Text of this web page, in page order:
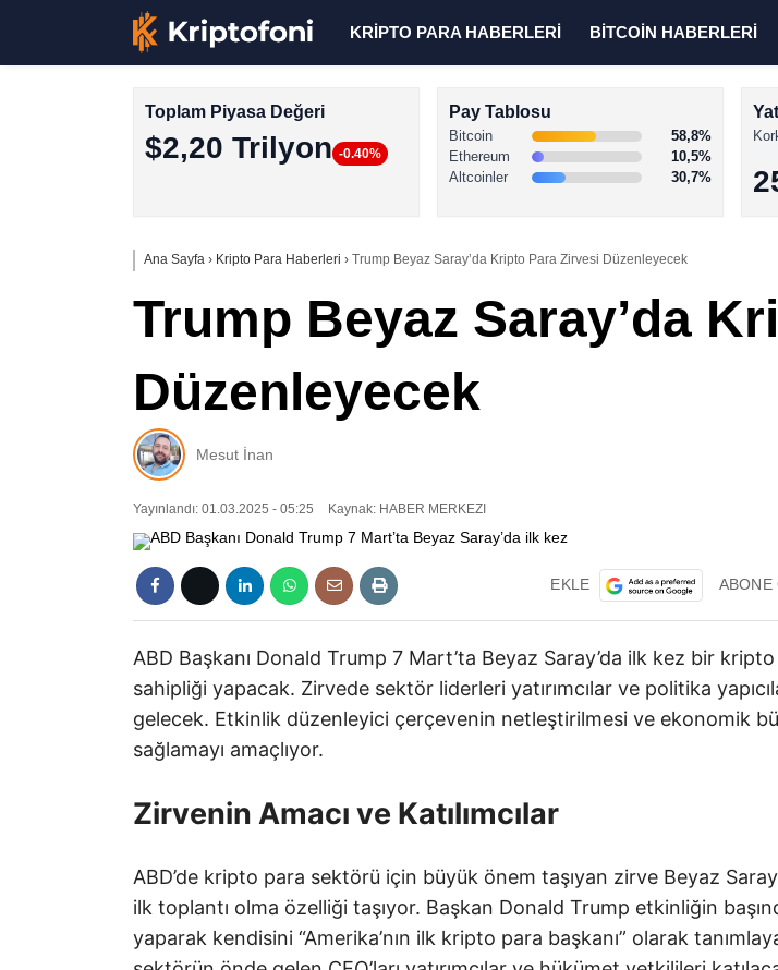
KRİPTO PARA HABERLERİ BİTCOİN HABERLERİ
Toplam Piyasa Değeri
$2,20 Trilyon -0.40%
Pay Tablosu
Bitcoin
58,8%
Ethereum
10,5%
Altcoinler
30,7%
Ana Sayfa › Kripto Para Haberleri › Trump Beyaz Saray’da Kripto Para Zirvesi Düzenleyecek
Trump Beyaz Saray’da
Düzenleyecek
Mesut İnan
Yayınlandı: 01.03.2025 - 05:25 Kaynak: HABER MERKEZI
EKLE ABONE
ABD Başkanı Donald Trump 7 Mart’ta Beyaz Saray’da ilk kez bir
sahipliği yapacak. Zirvede sektör liderleri yatırımcılar ve politika
gelecek. Etkinlik düzenleyici çerçevenin netleştirilmesi ve ekonomik
sağlamayı amaçlıyor.
Zirvenin Amacı ve Katılımcılar
ABD’de kripto para sektörü için büyük önem taşıyan zirve Beyaz
ilk toplantı olma özelliği taşıyor. Başkan Donald Trump etkinliğin
yaparak kendisini “Amerika’nın ilk kripto para başkanı” olarak